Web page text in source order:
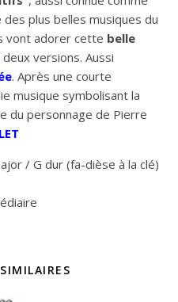
des plus belles musiques du
vont adorer cette belle
versions. Aussi
. Après une courte
musique symbolisant la
du personnage de Pierre
/ G dur (fa-dièse à la clé)